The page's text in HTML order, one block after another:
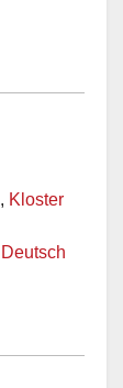
, Kloster
Deutsch